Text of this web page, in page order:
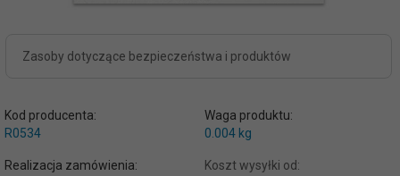
Zasoby dotyczące bezpieczeństwa i produktów
Kod producenta:
R0534
Waga produktu:
0.004 kg
Realizacja zamówienia:
Koszt wysyłki od: